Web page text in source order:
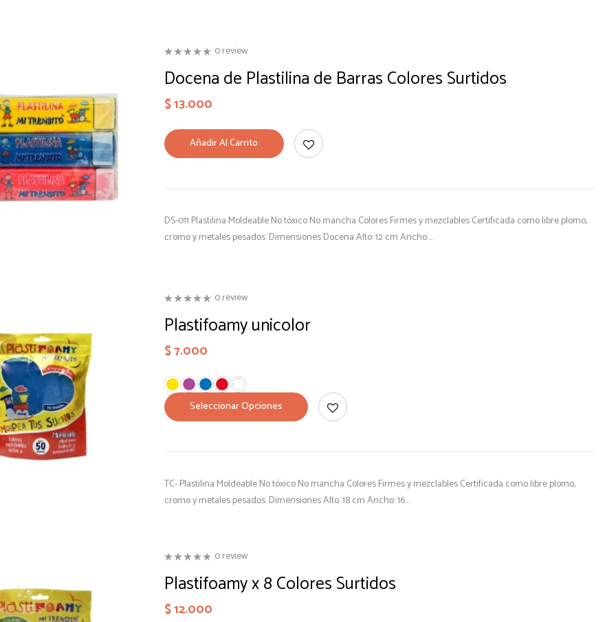
0 review
Docena de Plastilina de Barras Colores Surtidos
$13.000
Añadir Al Carrito
DS-011 Plastilina Moldeable No tóxico No mancha Colores Firmes y mezclables Certificada como libre plomo,
cromo y metales pesados. Dimensiones Docena Alto: 12 cm Ancho:…
0 review
Plastifoamy unicolor
$7.000
Seleccionar Opciones
TC- Plastilina Moldeable No tóxico No mancha Colores Firmes y mezclables Certificada como libre plomo,
cromo y metales pesados. Dimensiones Alto: 18 cm Ancho: 16…
0 review
Plastifoamy x 8 Colores Surtidos
$12.000